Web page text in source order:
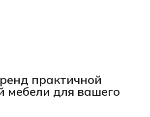
практичной
мебели для вашего